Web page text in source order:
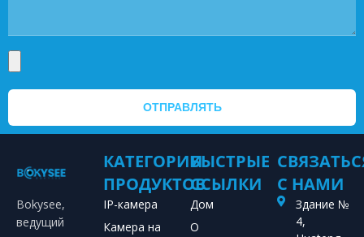
ОТПРАВЛЯТЬ
Bokysee,
ведущий
КАТЕГОРИИ
ПРОДУКТОВ
IP-камера
Камера на
БЫСТРЫЕ
ССЫЛКИ
Дом
О
С НАМИ
Здание №
4,